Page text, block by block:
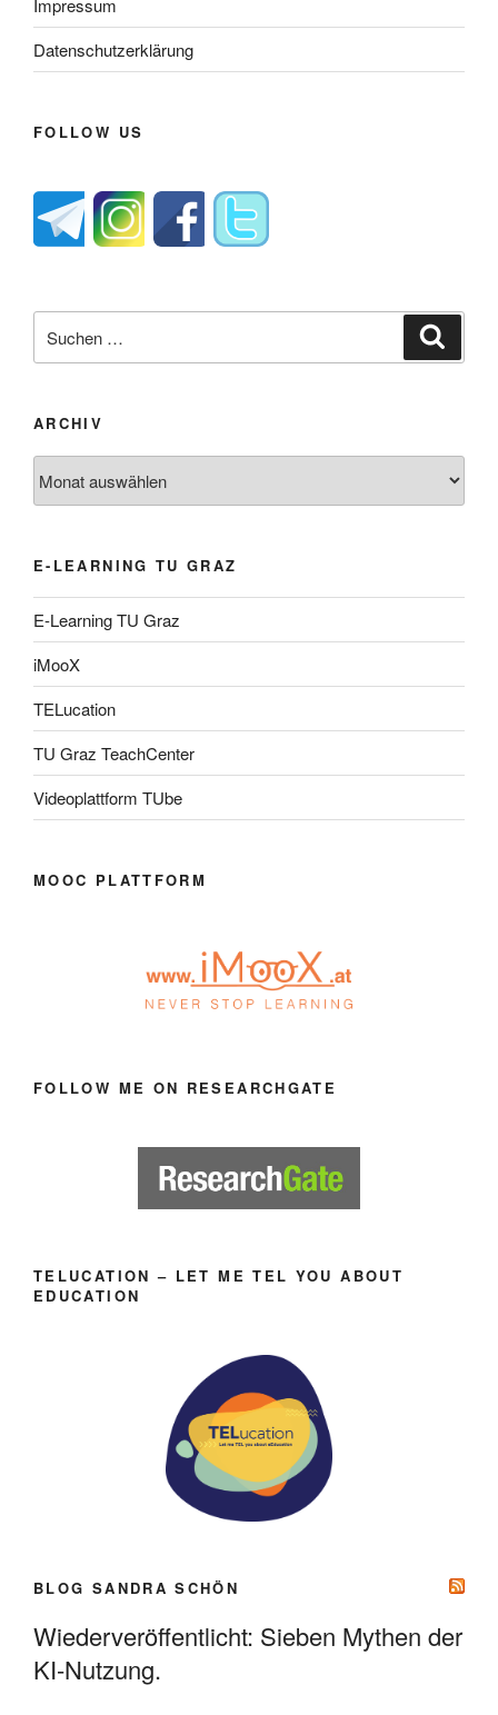
Impressum
Datenschutzerklärung
FOLLOW US
nach:
ARCHIV
E-LEARNING TU GRAZ
E-Learning TU Graz
iMooX
TELucation
TU Graz TeachCenter
Videoplattform TUbe
MOOC PLATTFORM
FOLLOW ME ON RESEARCHGATE
TELUCATION – LET ME TEL YOU ABOUT
EDUCATION
BLOG SANDRA SCHÖN
Wiederveröffentlicht: Sieben Mythen der
KI-Nutzung.